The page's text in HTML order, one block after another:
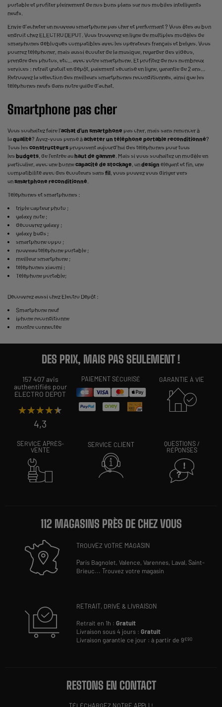
portable et profiter pleinement de nos bons plans sur nos mobiles intelligents
neufs.
Envie d'acheter un nouveau smartphone pas cher et performant ? Vous êtes au bon
endroit chez ELECTRO DEPOT. Vous trouverez en ligne de multiples modèles de
smarphones débloqués compatibles avec les opérateurs français et belges. Vous
pourrez téléphoner, mais aussi écouter de la musique, regarder des vidéos,
prendre des photos, etc... avec votre smartphone. Et profitez de nos nombreux
services : retrait gratuit en dépôt, paiement sécurisé en ligne, garantie de 2 ans…
Retrouvez la sélection des meilleurs smartphones reconditionnés, ainsi que les
téléphones neufs dans notre guide d’achat.
Smartphone pas cher
Vous souhaitez faire l’achat d’un smartphone pas cher, mais sans renoncer à
laqualité? Avez-vous pensé àacheter un téléphone portable reconditionné?
Tous les constructeurs proposent aujourd’hui des téléphones pour tous
les budgets, de l’entrée auhaut de gamme. Mais si vous souhaitez un modèle en
particulier, avec une bonnecapacité de stockage, undesign élégant et fin, une
compatibilité avec des écouteurs sans fil, vous pouvez vous diriger vers
unsmartphone reconditionné.
Téléphones et smartphones :
triple capteur photo ;
galaxy note ;
découvrez galaxy ;
galaxy buds ;
smartphone oppo ;
nouveau téléphone portable ;
meilleur smartphone ;
téléphones xiaomi ;
Téléphone portable;
Découvrez aussi chez Electro Dépôt :
Smartphone neuf
iphone reconditionne
montre connectée
DES PRIX, MAIS PAS SEULEMENT !
157 407 avis
authentifiés pour
ELECTRO DEPOT
★★★★★
★★★★★
4,3
PAIEMENT SÉCURISÉ GARANTIE À VIE
SERVICE APRÈS-
VENTE
SERVICE CLIENT
QUESTIONS /
RÉPONSES
112 MAGASINS PRÈS DE CHEZ VOUS
TROUVEZ VOTRE MAGASIN
Paris Bagnolet,Valence,Varennes, Laval,Saint-
Brieuc...Trouvez votre magasin
RETRAIT, DRIVE & LIVRAISON
Retrait en 1h :Gratuit
Livraison sous 4 jours :Gratuit
Livraison garantie ce jour : à partir de 9€90
RESTONS EN CONTACT
TÉLÉCHARGEZ NOTRE APPLI !